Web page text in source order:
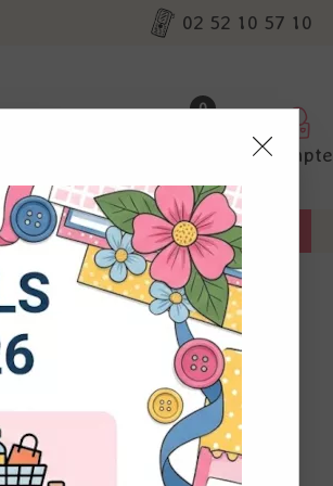
02 52 10 57 10
0
Compte
BONNES AFFAIRES
Fired Brick
avis !
nos
non
Vous
à droite